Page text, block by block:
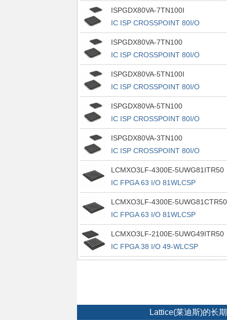
ISPGDX80VA-7TN100I
IC ISP CROSSPOINT 80I/O
100TQFP
ISPGDX80VA-7TN100
IC ISP CROSSPOINT 80I/O
100TQFP
ISPGDX80VA-5TN100I
IC ISP CROSSPOINT 80I/O
100TQFP
ISPGDX80VA-5TN100
IC ISP CROSSPOINT 80I/O
100TQFP
ISPGDX80VA-3TN100
IC ISP CROSSPOINT 80I/O
100TQFP
LCMXO3LF-4300E-5UWG81ITR50
IC FPGA 63 I/O 81WLCSP
LCMXO3LF-4300E-5UWG81CTR50
IC FPGA 63 I/O 81WLCSP
LCMXO3LF-2100E-5UWG49ITR50
IC FPGA 38 I/O 49-WLCSP
Lattice(莱迪斯)的长